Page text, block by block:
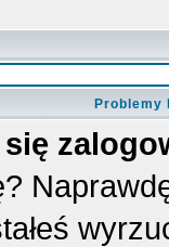
Problemy